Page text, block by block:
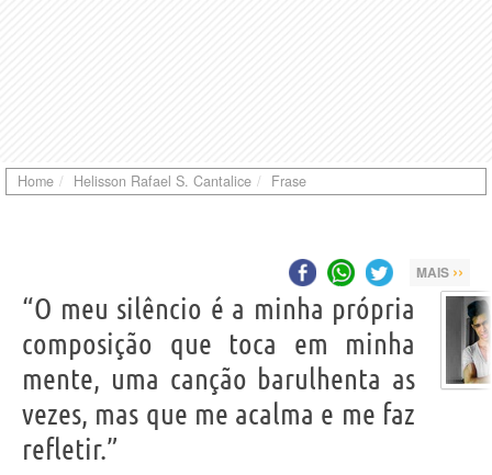
Home Helisson Rafael S. Cantalice Frase
MAIS ››
“O meu silêncio é a minha própria
composição que toca em minha
mente, uma canção barulhenta as
vezes, mas que me acalma e me faz
refletir.”